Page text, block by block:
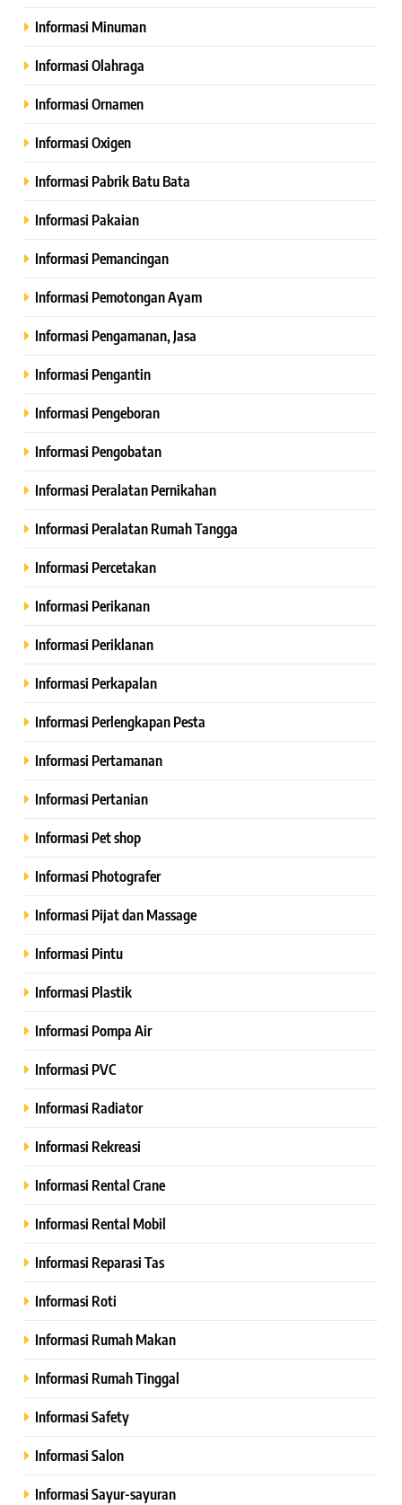
Informasi Minuman
Informasi Olahraga
Informasi Ornamen
Informasi Oxigen
Informasi Pabrik Batu Bata
Informasi Pakaian
Informasi Pemancingan
Informasi Pemotongan Ayam
Informasi Pengamanan, Jasa
Informasi Pengantin
Informasi Pengeboran
Informasi Pengobatan
Informasi Peralatan Pernikahan
Informasi Peralatan Rumah Tangga
Informasi Percetakan
Informasi Perikanan
Informasi Periklanan
Informasi Perkapalan
Informasi Perlengkapan Pesta
Informasi Pertamanan
Informasi Pertanian
Informasi Pet shop
Informasi Photografer
Informasi Pijat dan Massage
Informasi Pintu
Informasi Plastik
Informasi Pompa Air
Informasi PVC
Informasi Radiator
Informasi Rekreasi
Informasi Rental Crane
Informasi Rental Mobil
Informasi Reparasi Tas
Informasi Roti
Informasi Rumah Makan
Informasi Rumah Tinggal
Informasi Safety
Informasi Salon
Informasi Sayur-sayuran